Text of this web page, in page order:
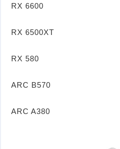
RX 6600
RX 6500XT
RX 580
ARC B570
ARC A380